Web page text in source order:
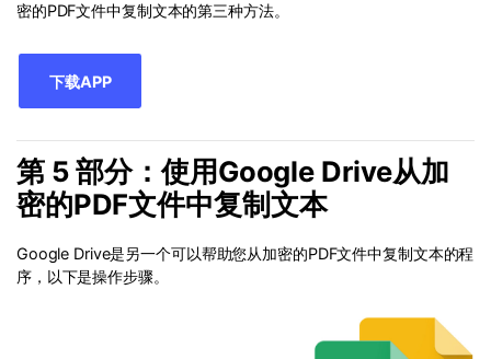
密的PDF文件中复制文本的第三种方法。
下载APP
第 5 部分：使用Google Drive从加
密的PDF文件中复制文本
Google Drive是另一个可以帮助您从加密的PDF文件中复制文本的程
序，以下是操作步骤。